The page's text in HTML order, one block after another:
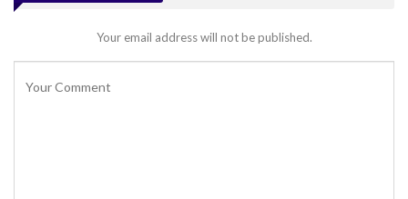
Your email address will not be published.